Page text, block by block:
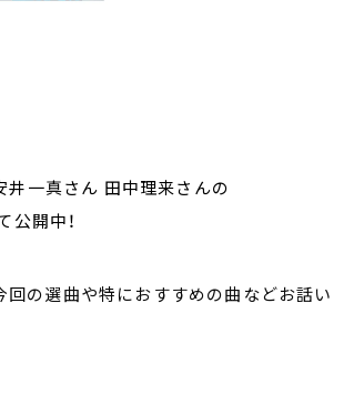
井一真さん 田中理来さんの
公開中！
回の選曲や特におすすめの曲などお話い